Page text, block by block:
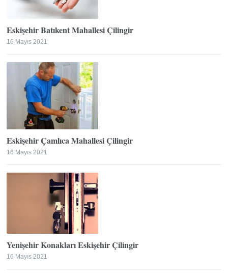
Eskişehir Batıkent Mahallesi Çilingir
16 Mayıs 2021
Eskişehir Çamlıca Mahallesi Çilingir
16 Mayıs 2021
Yenişehir Konakları Eskişehir Çilingir
16 Mayıs 2021